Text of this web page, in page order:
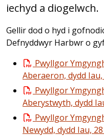
iechyd a diogelwch.
Gellir dod o hyd i
Defnyddwyr Harbwr o
Pwyllgor
Aberaeron, dydd
Pwyllgor
Aberystwyth, dydd
Pwyllgor
Newydd, dydd Iau,